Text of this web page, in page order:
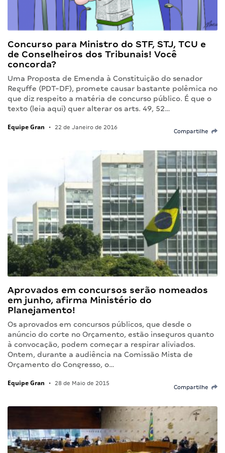
Concurso para Ministro do STF, STJ, TCU e
de Conselheiros dos Tribunais! Você
concorda?
Uma Proposta de Emenda à Constituição do senador
Reguffe (PDT-DF), promete causar bastante polêmica no
que diz respeito a matéria de concurso público. É que o
texto (leia aqui) quer alterar os arts. 49, 52…
Equipe Gran • 22 de Janeiro de 2016
Compartilhe
Aprovados em concursos serão nomeados
em junho, afirma Ministério do
Planejamento!
Os aprovados em concursos públicos, que desde o
anúncio do corte no Orçamento, estão inseguros quanto
à convocação, podem começar a respirar aliviados.
Ontem, durante a audiência na Comissão Mista de
Orçamento do Congresso, o…
Equipe Gran • 28 de Maio de 2015
Compartilhe